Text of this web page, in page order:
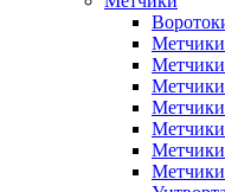
Метчики